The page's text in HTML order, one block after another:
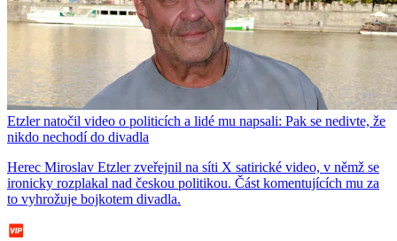
Etzler natočil video o politicích a lidé mu napsali: Pak se nedivte, že
nikdo nechodí do divadla
Herec Miroslav Etzler zveřejnil na síti X satirické video, v němž se
ironicky rozplakal nad českou politikou. Část komentujících mu za
to vyhrožuje bojkotem divadla.